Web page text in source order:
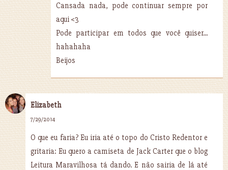
Cansada nada, pode continuar sempre por
aqui <3
Pode participar em todos que você quiser...
hahahaha
Beijos
Elizabeth
7/29/2014
O que eu faria? Eu iria até o topo do Cristo Redentor e
gritaria: Eu quero a camiseta de Jack Carter que o blog
Leitura Maravilhosa tá dando. E não sairia de lá até